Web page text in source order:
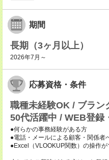
期間
長期（3ヶ月以上）
2026年7月～
応募資格・条件
職種未経験OK / ブラン
50代活躍中 / WEB登録
●何らかの事務経験がある方
●電話・メールによる顧客・関係者
●Excel（VLOOKUP関数）の操作